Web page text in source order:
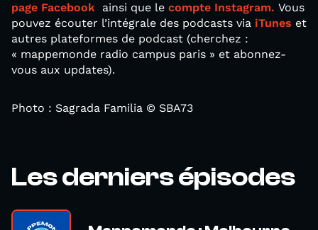
page Facebook ainsi que le compte Instagram. Vous
pouvez écouter l’intégrale des podcasts via iTunes et
autres plateformes de podcast (cherchez :
« mappemonde radio campus paris » et abonnez-
vous aux updates).
Photo : Sagrada Familia © SBA73
Les derniers épisodes